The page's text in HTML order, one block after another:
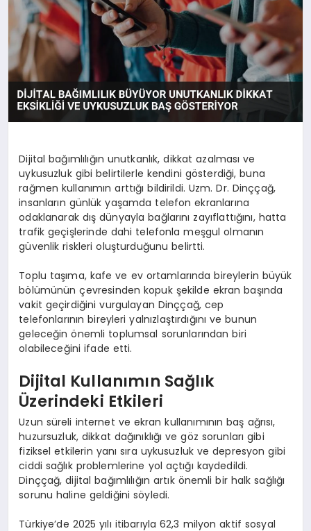
YAŞAM
Dijital bağımlılığın unutkanlık, dikkat azalması ve
uykusuzluk gibi belirtilerle kendini gösterdiği, buna
rağmen kullanımın arttığı bildirildi. Uzm. Dr. Dinççağ,
insanların günlük yaşamda telefon ekranlarına
odaklanarak dış dünyayla bağlarını zayıflattığını, hatta
trafik geçişlerinde dahi telefonla meşgul olmanın
güvenlik riskleri oluşturduğunu belirtti.
Toplu taşıma, kafe ve ev ortamlarında bireylerin büyük
bölümünün çevresinden kopuk şekilde ekran başında
vakit geçirdiğini vurgulayan Dinççağ, cep
telefonlarının bireyleri yalnızlaştırdığını ve bunun
geleceğin önemli toplumsal sorunlarından biri
olabileceğini ifade etti.
Dijital Kullanımın Sağlık
Üzerindeki Etkileri
Uzun süreli internet ve ekran kullanımının baş ağrısı,
huzursuzluk, dikkat dağınıklığı ve göz sorunları gibi
fiziksel etkilerin yanı sıra uykusuzluk ve depresyon gibi
ciddi sağlık problemlerine yol açtığı kaydedildi.
Dinççağ, dijital bağımlılığın artık önemli bir halk sağlığı
sorunu haline geldiğini söyledi.
Türkiye’de 2025 yılı itibarıyla 62,3 milyon aktif sosyal